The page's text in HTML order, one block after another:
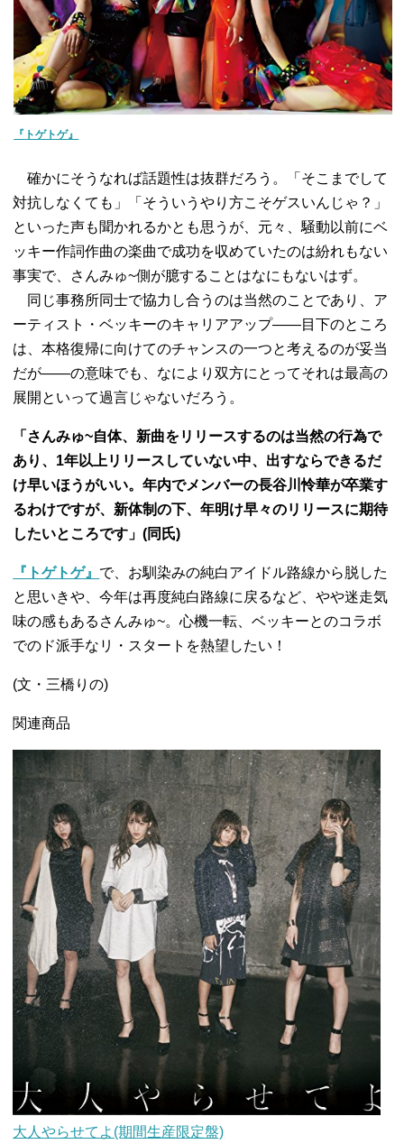
『トゲトゲ』
確かにそうなれば話題性は抜群だろう。「そこまでして
対抗しなくても」「そういうやり方こそゲスいんじゃ？」
といった声も聞かれるかとも思うが、元々、騒動以前にベ
ッキー作詞作曲の楽曲で成功を収めていたのは紛れもない
事実で、さんみゅ~側が臆することはなにもないはず。
同じ事務所同士で協力し合うのは当然のことであり、ア
ーティスト・ベッキーのキャリアアップ――目下のところ
は、本格復帰に向けてのチャンスの一つと考えるのが妥当
だが――の意味でも、なにより双方にとってそれは最高の
展開といって過言じゃないだろう。
「さんみゅ~自体、新曲をリリースするのは当然の行為で
あり、1年以上リリースしていない中、出すならできるだ
け早いほうがいい。年内でメンバーの長谷川怜華が卒業す
るわけですが、新体制の下、年明け早々のリリースに期待
したいところです」(同氏)
『トゲトゲ』 で、お馴染みの純白アイドル路線から脱した
と思いきや、今年は再度純白路線に戻るなど、やや迷走気
味の感もあるさんみゅ~。心機一転、ベッキーとのコラボ
でのド派手なリ・スタートを熱望したい！
(文・三橋りの)
関連商品
大人やらせてよ(期間生産限定盤)